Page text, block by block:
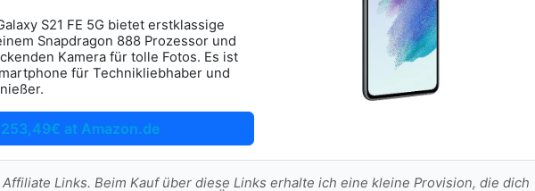
S21 FE 5G bietet erstklassige
Snapdragon 888 Prozessor und
Kamera für tolle Fotos. Es ist
für Technikliebhaber und
253,49€ at Amazon.de
Links. Beim Kauf über diese Links erhalte ich eine kleine Provision, die dich